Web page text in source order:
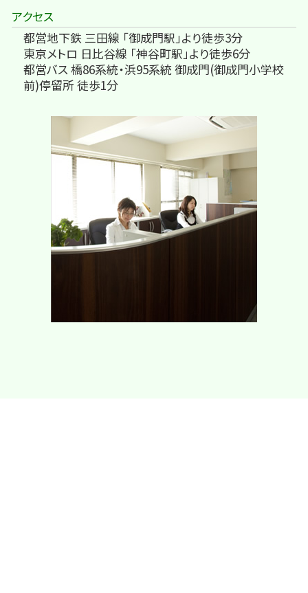
アクセス
都営地下鉄 三田線 「御成門駅」より徒歩3分
東京メトロ 日比谷線 「神谷町駅」より徒歩6分
都営バス 橋86系統・浜95系統 御成門(御成門小学校
前)停留所 徒歩1分